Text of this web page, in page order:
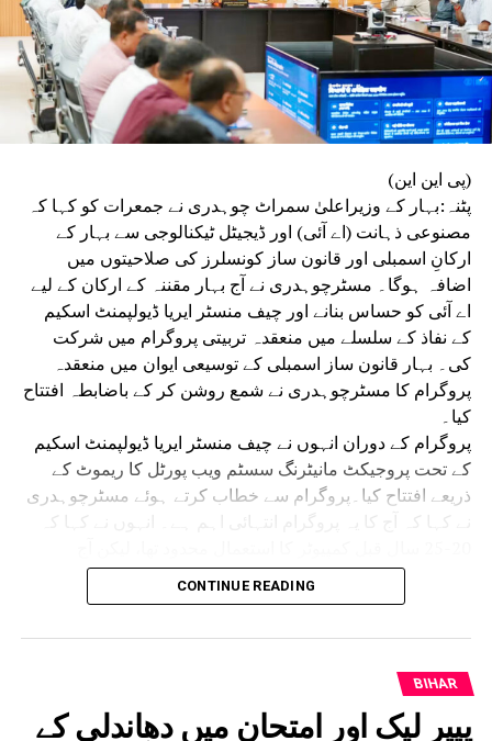
(پی این این)
پٹنہ:بہار کے وزیراعلیٰ سمراٹ چوہدری نے جمعرات کو کہا کہ
مصنوعی ذہانت (اے آئی) اور ڈیجیٹل ٹیکنالوجی سے بہار کے
ارکانِ اسمبلی اور قانون ساز کونسلرز کی صلاحیتوں میں
اضافہ ہوگا۔ مسٹرچوہدری نے آج بہار مقننہ کے ارکان کے لیے
اے آئی کو حساس بنانے اور چیف منسٹر ایریا ڈیولپمنٹ اسکیم
کے نفاذ کے سلسلے میں منعقدہ تربیتی پروگرام میں شرکت
کی۔ بہار قانون ساز اسمبلی کے توسیعی ایوان میں منعقدہ
پروگرام کا مسٹرچوہدری نے شمع روشن کر کے باضابطہ افتتاح
کیا۔
پروگرام کے دوران انہوں نے چیف منسٹر ایریا ڈیولپمنٹ اسکیم
کے تحت پروجیکٹ مانیٹرنگ سسٹم ویب پورٹل کا ریموٹ کے
ذریعے افتتاح کیا۔پروگرام سے خطاب کرتے ہوئے مسٹرچوہدری
مصنوعی ذہانت اور ڈیجیٹل ٹیکنالوجی حکومت، انتظامیہ اور
ترقی کی سب سے بڑی ضرورت بن چکی ہے۔ تمام وزراء،
اور علاقے کی مناسب ترقی یقینی بنائی جا سکے۔ انہوں نے کہا
کہ ترقیاتی اسکیموں کے تخمینے (ایسٹیمیٹ) تیار کرنے میں بھی
اے آئی کا استعمال کیا جانا چاہیے۔ محکمہ تعمیرات عامہ کے
CONTINUE READING
BIHAR
پیپر لیک اور امتحان میں دھاندلی کے